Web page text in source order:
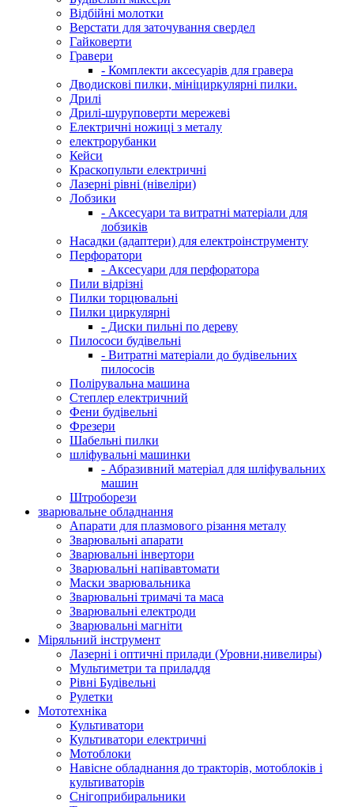
Відбійні молотки
Верстати для заточування свердел
Гайковерти
Гравери
- Комплекти аксесуарів для гравера
Дводискові пилки, мініциркулярні пилки.
Дрилі
Дрилі-шуруповерти мережеві
Електричні ножиці з металу
електрорубанки
Кейси
Краскопульти електричні
Лазерні рівні (нівеліри)
Лобзики
- Аксесуари та витратні матеріали для
лобзиків
Насадки (адаптери) для електроінструменту
Перфоратори
- Аксесуари для перфоратора
Пили відрізні
Пилки торцювальні
Пилки циркулярні
- Диски пильні по дереву
Пилососи будівельні
- Витратні матеріали до будівельних
пилососів
Полірувальна машина
Степлер електричний
Фени будівельні
Фрезери
Шабельні пилки
шліфувальні машинки
- Абразивний матеріал для шліфувальних
машин
Штроборези
зварювальне обладнання
Апарати для плазмового різання металу
Зварювальні апарати
Зварювальні інвертори
Зварювальні напівавтомати
Маски зварювальника
Зварювальні тримачі та маса
Зварювальні електроди
Зварювальні магніти
Міряльний інструмент
Лазерні і оптичні прилади (Уровни,нивелиры)
Мультиметри та приладдя
Рівні Будівельні
Рулетки
Мототехніка
Культиватори
Культиватори електричні
Мотоблоки
Навісне обладнання до тракторів, мотоблоків і
культиваторів
Снігоприбиральники